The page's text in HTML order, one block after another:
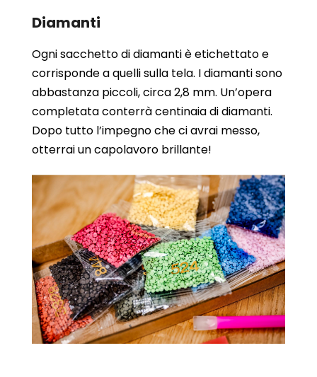
Diamanti
Ogni sacchetto di diamanti è etichettato e
corrisponde a quelli sulla tela. I diamanti sono
abbastanza piccoli, circa 2,8 mm. Un’opera
completata conterrà centinaia di diamanti.
Dopo tutto l’impegno che ci avrai messo,
otterrai un capolavoro brillante!